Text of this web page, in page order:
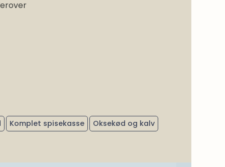
Komplet spisekasse
Oksekød og kalv